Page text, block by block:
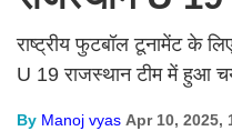
राष्ट्रीय फुटबॉल टूनामेंट के
U 19 राजस्थान टीम में हुआ
By Manoj vyas Apr 10, 2025,